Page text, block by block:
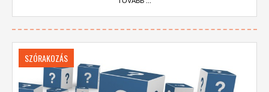
SZÓRAKOZÁS